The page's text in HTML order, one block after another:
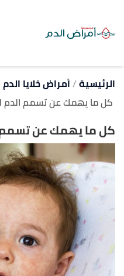
الرئيسية أمراض خلايا
كل ما يهمك عن تسمم الدم
كل ما يهمك عن تسمم